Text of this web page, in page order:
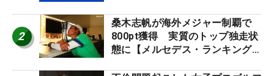
2
桑木志帆が海外メジャー制覇で
800pt獲得 実質のトップ独走状
態に【メルセデス・ランキング番